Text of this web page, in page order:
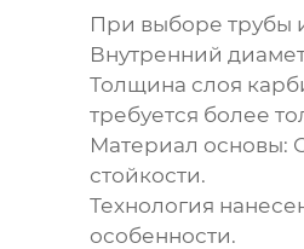
При выборе трубы
Внутренний
Толщина слоя
требуется более
Материал основы:
стойкости.
Технология
особенности.